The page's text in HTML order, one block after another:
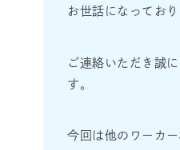
お世話になっており
ご連絡いただき誠
す。
今回は他のワーカ